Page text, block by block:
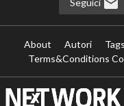
About Autori Tags
Terms&Conditions